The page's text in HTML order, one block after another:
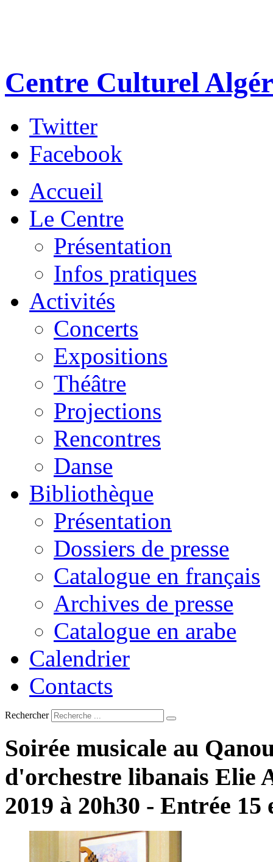
Centre Culturel
Twitter
Facebook
Accueil
Le Centre
Présentation
Infos pratiques
Activités
Concerts
Expositions
Théâtre
Projections
Rencontres
Danse
Bibliothèque
Présentation
Dossiers de presse
Catalogue en français
Archives de presse
Catalogue en arabe
Calendrier
Contacts
Rechercher
Soirée musicale au
d'orchestre libanais Elie
2019 à 20h30 - Entrée 15